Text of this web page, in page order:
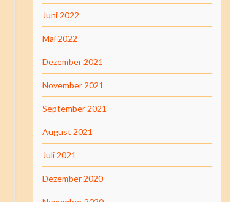
Juni 2022
Mai 2022
Dezember 2021
November 2021
September 2021
August 2021
Juli 2021
Dezember 2020